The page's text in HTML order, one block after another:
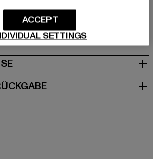
& PASSFORM
SETTINGS
ACCEPT